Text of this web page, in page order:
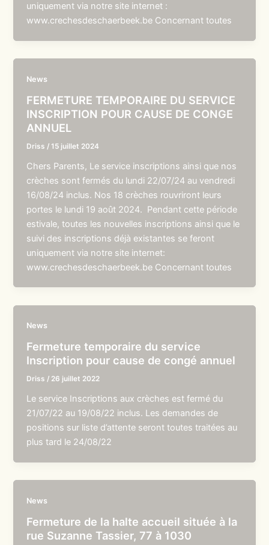
uniquement via notre site internet :
www.crechesdeschaerbeek.be Concernant toutes
News
FERMETURE TEMPORAIRE DU SERVICE
INSCRIPTION POUR CAUSE DE CONGE
ANNUEL
Driss /15 juillet 2024
Chers Parents, Le service inscriptions ainsi que nos
crèches sont fermés du lundi 22/07/24 au vendredi
16/08/24 inclus. Nos 18 crèches rouvriront leurs
portes le lundi 19 août 2024. Pendant cette période
estivale, toutes les nouvelles inscriptions ainsi que le
suivi des inscriptions déjà existantes se feront
uniquement via notre site internet:
www.crechesdeschaerbeek.be Concernant toutes
News
Fermeture temporaire du service
Inscription pour cause de congé annuel
Driss / 26 juillet 2022
Le service Inscriptions aux crèches est fermé du
21/07/22 au 19/08/22 inclus. Les demandes de
positions sur liste d’attente seront toutes traitées au
plus tard le 24/08/22
News
Fermeture de la halte accueil située à la
rue Suzanne Tassier, 77 à 1030